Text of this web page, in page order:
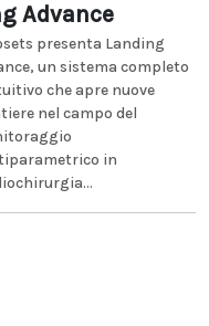
Advance
presenta Landing
un sistema completo
che apre nuove
nel campo del
in